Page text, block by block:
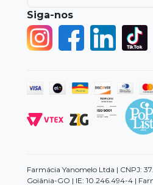
Siga-nos
Farmácia Yanomelo Ltda | CNPJ:
Goiânia-GO | IE: 10.246.494-4 |